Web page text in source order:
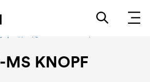
-MS KNOPF